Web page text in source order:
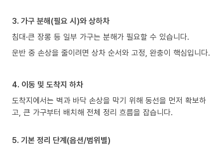
3. 가구 분해(필요 시)와 상하차
침대·큰 장롱 등 일부 가구는 분해가 필요할 수 있습니다.
운반 중 손상을 줄이려면 상차 순서와 고정, 완충이 핵심입니다.
4. 이동 및 도착지 하차
도착지에서는 벽과 바닥 손상을 막기 위해 동선을 먼저 확보하
고, 큰 가구부터 배치해 전체 정리 흐름을 잡습니다.
5. 기본 정리 단계(옵션/범위별)